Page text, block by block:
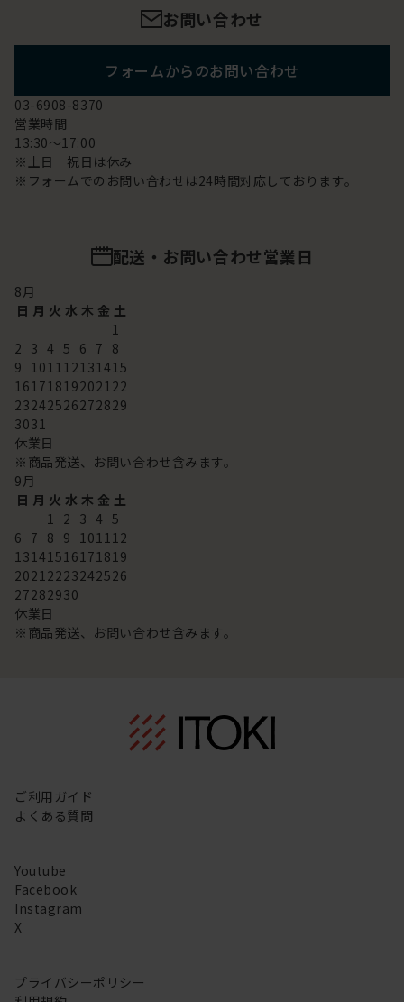
お問い合わせ
フォームからのお問い合わせ
03-6908-8370
営業時間
13:30～17:00
※土日 祝日は休み
※フォームでのお問い合わせは24時間対応しております。
配送・お問い合わせ営業日
8 月
日 月 火 水 木 金 土
1
2 3 4 5 6 7 8
9
10 11 12 13 14 15
16 17 18 192021 22
23242526272829
3031
休業日
※商品発送、お問い合わせ含みます。
9 月
日 月 火 水 木 金 土
1
2 3 4 5
6 7 8 9 10 11 12
13 14 15 16 17 18 19
2021 2223242526
27282930
休業日
※商品発送、お問い合わせ含みます。
ご利用ガイド
よくある質問
Youtube
Facebook
Instagram
X
プライバシーポリシー